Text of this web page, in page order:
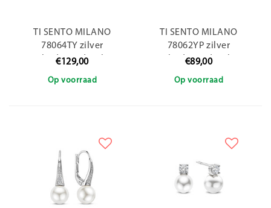
TI SENTO MILANO
78064TY zilver
gerhodineerde zilver
blauw zirkonia
€129,00
Op voorraad
TI SENTO MILANO
78062YP zilver
gerhodineerde zilver
pareltje
€89,00
Op voorraad